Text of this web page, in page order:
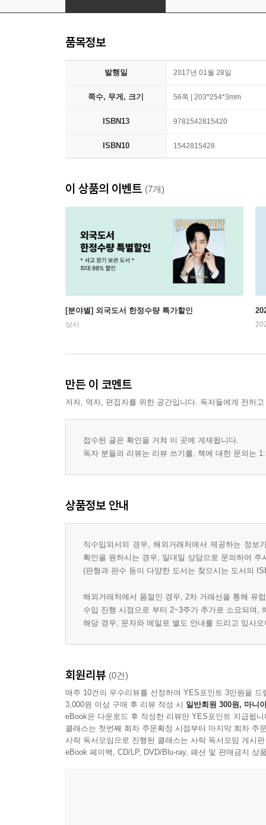
품목정보
발행일 2017년 01월 28일
쪽수, 무게, 크기 56쪽 | 203*254*3mm
ISBN13 9781542815420
ISBN10 1542815428
이 상품의 이벤트 (7개)
[분야별] 외국도서 한정수량 특가할인
상시
만든 이 코멘트
저자, 역자, 편집자를 위한 공간입니다. 독자들에게 전하
접수된 글은 확인을 거쳐 이 곳에 게재됩니다.
독자 분들의 리뷰는 리뷰 쓰기를, 책에 대한 문의는
상품정보 안내
직수입외서의 경우, 해외거래처에서 제공하는 정
확인을 원하시는 경우, 일대일 상담으로 문의하여 주
(판형과 판수 등이 다양한 도서는 찾으시는 도서의
해외거래처에서 품절인 경우, 2차 거래선을 통해 유
수입 진행 시점으로 부터 2~3주가 추가로 소요되며,
해당 경우, 문자와 메일로 별도 안내를 드리고 있사
회원리뷰 (0건)
매주 10건의 우수리뷰를 선정하여 YES포인트 3만원을 드
3,000원 이상 구매 후 리뷰 작성 시 일반회원 300원, 마니
eBook은 다운로드 후 작성한 리뷰만 YES포인트 지급됩니
클래스는 첫번째 회차 주문확정 시점부터 마지막 회차 주
사락 독서모임으로 진행된 클래스는 사락 독서모임 게시
eBook 페이백, CD/LP, DVD/Blu-ray, 패션 및 판매금지 상